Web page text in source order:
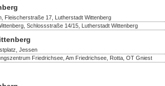
Fleischerstraße 17, Lutherstadt Wittenberg
Schlossstraße 14/15, Lutherstadt Wittenberg
Jessen
Friedrichsee, Am Friedrichsee, Rotta, OT Gniest